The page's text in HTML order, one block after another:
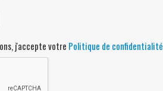
j'accepte votre Politique de confidentialité